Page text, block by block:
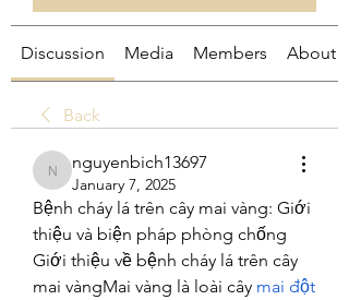
Discussion Media Members About
Back
nguyenbich13697
nguyenbich13697
January 7, 2025
Bệnh cháy lá trên cây mai vàng: Giới
thiệu và biện pháp phòng chống
Giới thiệu về bệnh cháy lá trên cây
mai vàngMai vàng là loài cây mai đột